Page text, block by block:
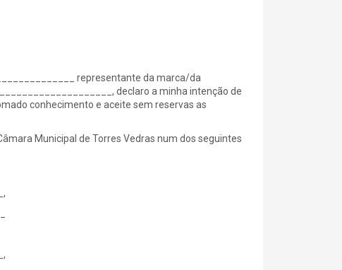
representante da marca/da
declaro a minha intenção de
conhecimento e aceite sem reservas as
Municipal de Torres Vedras num dos seguintes